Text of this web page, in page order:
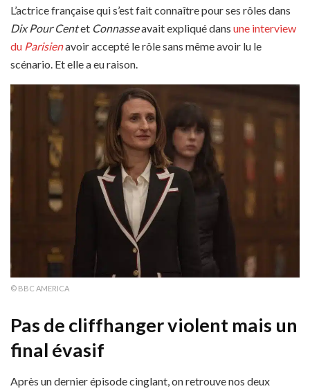
L’actrice française qui s’est fait connaître pour ses rôles dans
Dix Pour Centet Connasseavait expliqué dans une interview
du Parisienavoir accepté le rôle sans même avoir lu le
scénario. Et elle a eu raison.
© BBC AMERICA
Pas de cliffhanger violent mais un
final évasif
Après un dernier épisode cinglant, on retrouve nos deux